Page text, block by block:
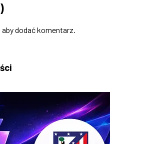
dodać komentarz.